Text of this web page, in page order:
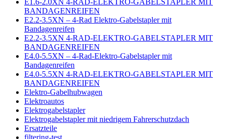
E1.6-2.0XN 4-RAD-ELEKTRO-GABELSTAPLER MIT
BANDAGENREIFEN
E2.2-3.5XN – 4-Rad Elektro-Gabelstapler mit
Bandagenreifen
E2.2-3.5XN 4-RAD-ELEKTRO-GABELSTAPLER MIT
BANDAGENREIFEN
E4.0-5.5XN – 4-Rad-Elektro-Gabelstapler mit
Bandagenreifen
E4.0-5.5XN 4-RAD-ELEKTRO-GABELSTAPLER MIT
BANDAGENREIFEN
Elektro-Gabelhubwagen
Elektroautos
Elektrogabelstapler
Elektrogabelstapler mit niedrigem Fahrerschutzdach
Ersatzteile